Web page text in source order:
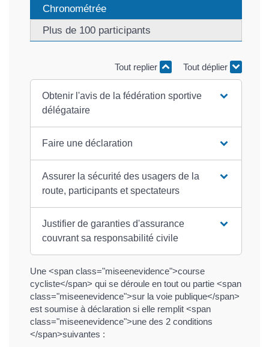
Chronométrée
Plus de 100 participants
Tout replier Tout déplier
Obtenir l'avis de la fédération sportive
délégataire
Faire une déclaration
Assurer la sécurité des usagers de la
route, participants et spectateurs
Justifier de garanties d'assurance
couvrant sa responsabilité civile
Une <span class="miseenevidence">course
cycliste</span> qui se déroule en tout ou partie <span
class="miseenevidence">sur la voie publique</span>
est soumise à déclaration si elle remplit <span
class="miseenevidence">une des 2 conditions
</span>suivantes :